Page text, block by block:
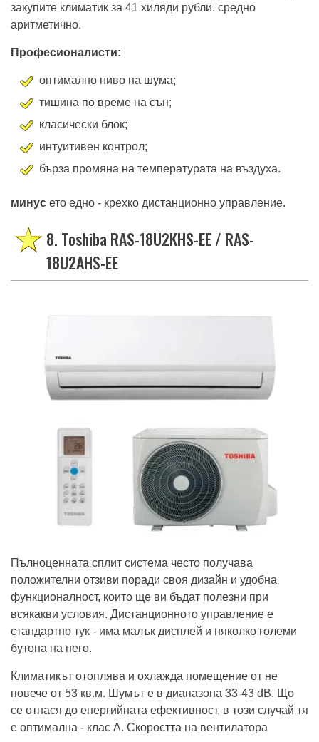
закупите климатик за 41 хиляди рубли. средно
аритметично.
Професионалисти:
оптимално ниво на шума;
тишина по време на сън;
класически блок;
интуитивен контрол;
бърза промяна на температурата на въздуха.
минус ето едно - крехко дистанционно управление.
8. Toshiba RAS-18U2KHS-EE / RAS-
18U2AHS-EE
Пълноценната сплит система често получава
положителни отзиви поради своя дизайн и удобна
функционалност, които ще ви бъдат полезни при
всякакви условия. Дистанционното управление е
стандартно тук - има малък дисплей и няколко големи
бутона на него.
Климатикът отоплява и охлажда помещение от не
повече от 53 кв.м. Шумът е в диапазона 33-43 dB. Що
се отнася до енергийната ефективност, в този случай тя
е оптимална - клас А. Скоростта на вентилатора